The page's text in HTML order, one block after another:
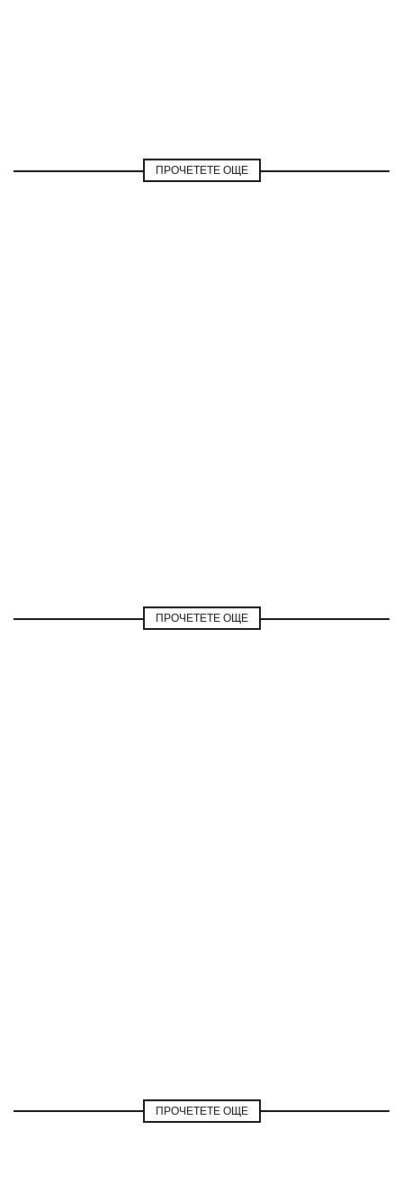
ПРОЧЕТЕТЕ ОЩЕ
ПРОЧЕТЕТЕ ОЩЕ
ПРОЧЕТЕТЕ ОЩЕ